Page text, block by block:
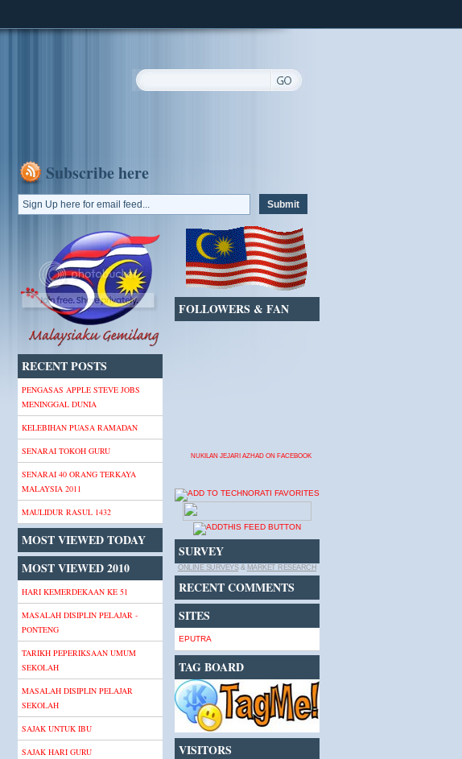
Subscribe here
RECENT POSTS
PENGASAS APPLE STEVE JOBS
MENINGGAL DUNIA
KELEBIHAN PUASA RAMADAN
SENARAI TOKOH GURU
SENARAI 40 ORANG TERKAYA
MALAYSIA 2011
MAULIDUR RASUL 1432
MOST VIEWED TODAY
MOST VIEWED 2010
HARI KEMERDEKAAN KE 51
MASALAH DISIPLIN PELAJAR -
PONTENG
TARIKH PEPERIKSAAN UMUM
SEKOLAH
MASALAH DISIPLIN PELAJAR
SEKOLAH
SAJAK UNTUK IBU
SAJAK HARI GURU
FOLLOWERS & FAN
NUKILAN JEJARI AZHAD ON FACEBOOK
SURVEY
ONLINE SURVEYS& MARKET RESEARCH
RECENT COMMENTS
SITES
EPUTRA
TAG BOARD
VISITORS